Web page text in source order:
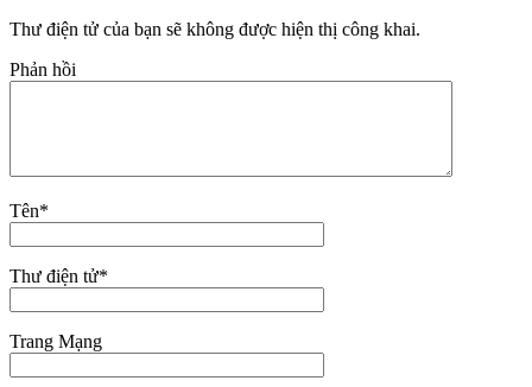
Thư điện tử của bạn sẽ không được hiện thị công khai.
Phản hồi
Tên*
Thư điện tử*
Trang Mạng